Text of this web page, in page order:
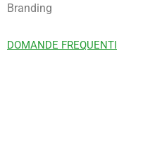
Branding
DOMANDE FREQUENTI